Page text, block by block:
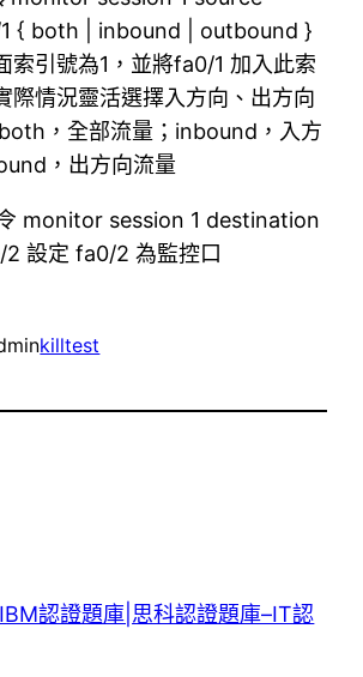
{ both | inbound | outbound }
索引號為1，並將fa0/1 加入此索
際情況靈活選擇入方向、出方向
，全部流量；inbound，入方
，出方向流量
monitor session 1 destination
設定 fa0/2 為監控口
killtest
認證題庫|思科認證題庫–IT認